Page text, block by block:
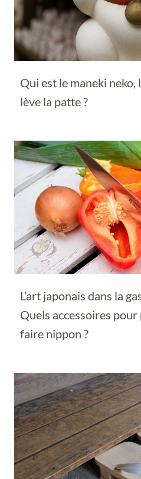
Qui est le maneki neko,
lève la patte ?
L’art japonais dans la
Quels accessoires
faire nippon ?